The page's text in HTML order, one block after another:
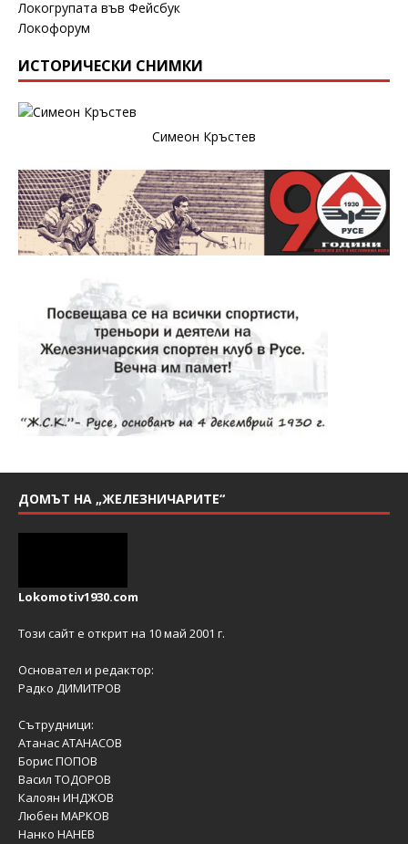
Локогрупата във Фейсбук
Локофорум
ИСТОРИЧЕСКИ СНИМКИ
Симеон Кръстев
ДОМЪТ НА „ЖЕЛЕЗНИЧАРИТЕ“
Lokomotiv1930.com
Този сайт е открит на 10 май 2001 г.
Основател и редактор:
Радко ДИМИТРОВ
Сътрудници:
Атанас АТАНАСОВ
Борис ПОПОВ
Васил ТОДОРОВ
Калоян ИНДЖОВ
Любен МАРКОВ
Нанко НАНЕВ